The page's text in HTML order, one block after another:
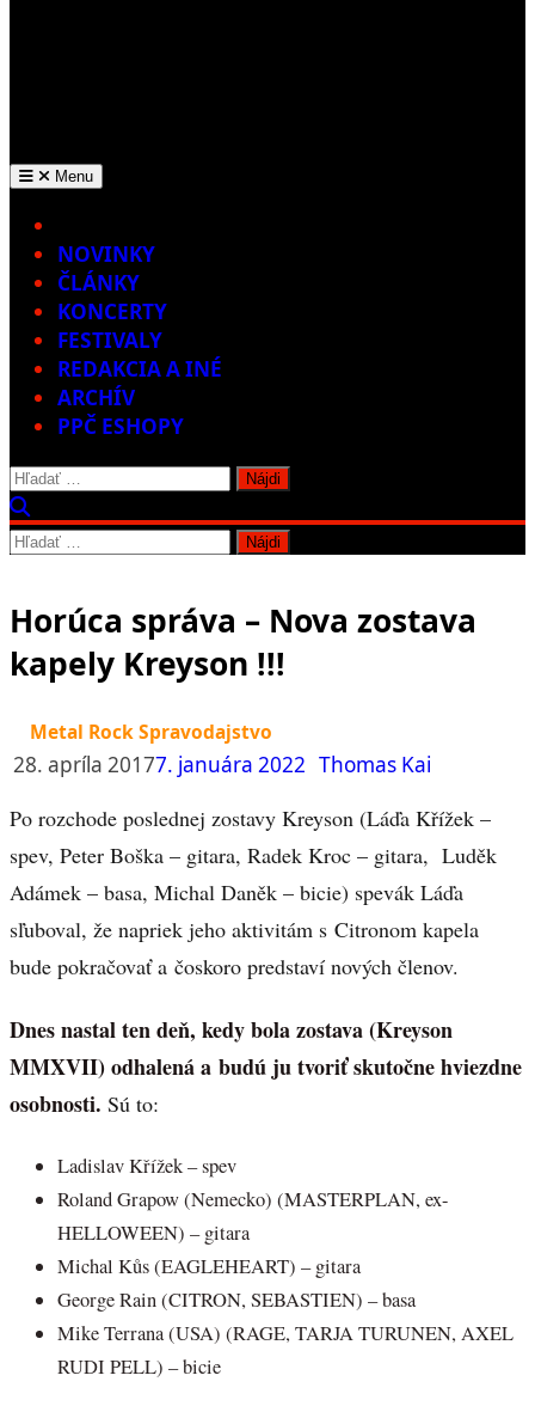
Menu
NOVINKY
ČLÁNKY
KONCERTY
FESTIVALY
REDAKCIA A INÉ
ARCHÍV
PPČ ESHOPY
Hľadať:
Hľadať:
Horúca správa – Nova zostava
kapely Kreyson !!!
Metal Rock Spravodajstvo
28. apríla 20177. januára 2022 Thomas Kai
Po rozchode poslednej zostavy Kreyson (Láďa Křížek –
spev, Peter Boška – gitara, Radek Kroc – gitara, Luděk
Adámek – basa, Michal Daněk – bicie) spevák Láďa
sľuboval, že napriek jeho aktivitám s Citronom kapela
bude pokračovať a čoskoro predstaví nových členov.
Dnes nastal ten deň, kedy bola zostava (Kreyson
MMXVII) odhalená a budú ju tvoriť skutočne hviezdne
osobnosti. Sú to:
Ladislav Křížek – spev
Roland Grapow (Nemecko) (MASTERPLAN, ex-
HELLOWEEN) – gitara
Michal Kůs (EAGLEHEART) – gitara
George Rain (CITRON, SEBASTIEN) – basa
Mike Terrana (USA) (RAGE, TARJA TURUNEN, AXEL
RUDI PELL) – bicie